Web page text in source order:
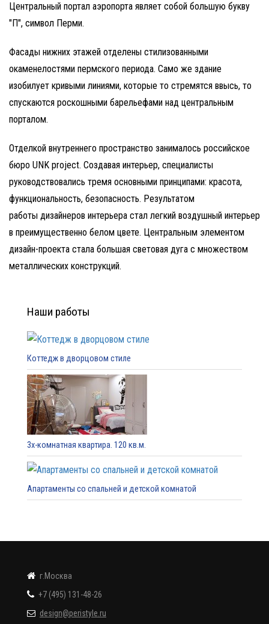
Центральный портал аэропорта являет собой большую букву
"П", символ Перми.
Фасады нижних этажей отделены стилизованными
окаменелостями пермского периода. Само же здание
изобилует кривыми линиями, которые то стремятся ввысь, то
спускаются роскошными барельефами над центральным
порталом.
Отделкой внутреннего пространство занималось российское
бюро UNK project. Создавая интерьер, специалисты
руководствовались тремя основными принципами: красота,
функциональность, безопасность. Результатом
работы дизайнеров интерьера стал легкий воздушный интерьер
в преимущественно белом цвете. Центральным элементом
дизайн-проекта стала большая световая дуга с множеством
металлических конструкций.
Наши работы
Коттедж в дворцовом стиле
3х-комнатная квартира. 120 кв.м.
Апартаменты со спальней и детской комнатой
г.Москва
+7 (495) 131-48-26
design@peristyle.ru